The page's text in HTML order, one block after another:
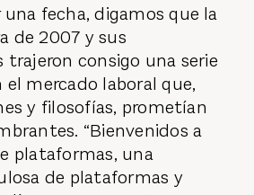
una fecha, digamos que la
de 2007 y sus
trajeron consigo una serie
el mercado laboral que,
y filosofías, prometían
“Bienvenidos a
plataformas, una
de plataformas y